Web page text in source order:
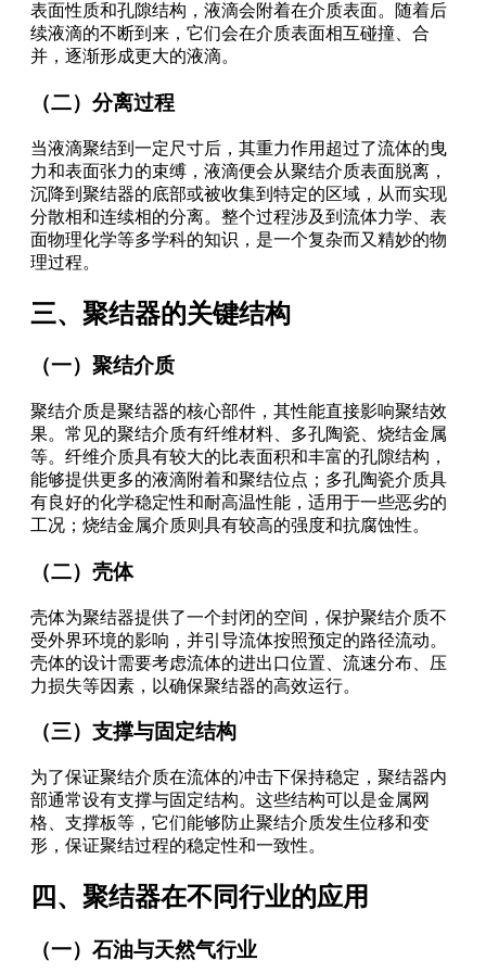
表面性质和孔隙结构，液滴会附着在介质表面。随着后
续液滴的不断到来，它们会在介质表面相互碰撞、合
并，逐渐形成更大的液滴。
（二）分离过程
当液滴聚结到一定尺寸后，其重力作用超过了流体的曳
力和表面张力的束缚，液滴便会从聚结介质表面脱离，
沉降到聚结器的底部或被收集到特定的区域，从而实现
分散相和连续相的分离。整个过程涉及到流体力学、表
面物理化学等多学科的知识，是一个复杂而又精妙的物
理过程。
三、聚结器的关键结构
（一）聚结介质
聚结介质是聚结器的核心部件，其性能直接影响聚结效
果。常见的聚结介质有纤维材料、多孔陶瓷、烧结金属
等。纤维介质具有较大的比表面积和丰富的孔隙结构，
能够提供更多的液滴附着和聚结位点；多孔陶瓷介质具
有良好的化学稳定性和耐高温性能，适用于一些恶劣的
工况；烧结金属介质则具有较高的强度和抗腐蚀性。
（二）壳体
壳体为聚结器提供了一个封闭的空间，保护聚结介质不
受外界环境的影响，并引导流体按照预定的路径流动。
壳体的设计需要考虑流体的进出口位置、流速分布、压
力损失等因素，以确保聚结器的高效运行。
（三）支撑与固定结构
为了保证聚结介质在流体的冲击下保持稳定，聚结器内
部通常设有支撑与固定结构。这些结构可以是金属网
格、支撑板等，它们能够防止聚结介质发生位移和变
形，保证聚结过程的稳定性和一致性。
四、聚结器在不同行业的应用
（一）石油与天然气行业